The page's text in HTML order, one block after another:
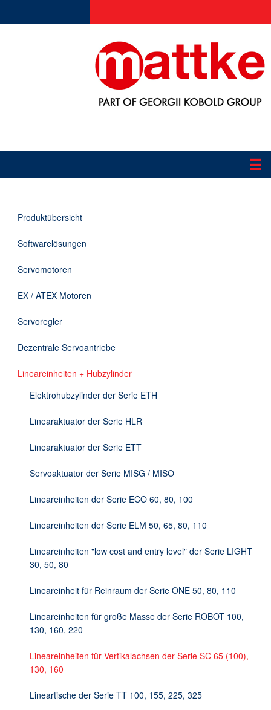
☰
Applikationen
Informationen
Downloads
Kontakt
Produktübersicht
Softwarelösungen
Servomotoren
EX / ATEX Motoren
Servoregler
Dezentrale Servoantriebe
Lineareinheiten + Hubzylinder
Elektrohubzylinder der Serie ETH
Linearaktuator der Serie HLR
Linearaktuator der Serie ETT
Servoaktuator der Serie MISG / MISO
Lineareinheiten der Serie ECO 60, 80, 100
Lineareinheiten der Serie ELM 50, 65, 80, 110
Lineareinheiten "low cost and entry level" der Serie LIGHT
30, 50, 80
Lineareinheit für Reinraum der Serie ONE 50, 80, 110
Lineareinheiten für große Masse der Serie ROBOT 100,
130, 160, 220
Lineareinheiten für Vertikalachsen der Serie SC 65 (100),
130, 160
Lineartische der Serie TT 100, 155, 225, 325